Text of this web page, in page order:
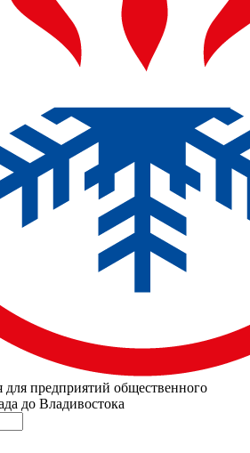
для предприятий общественного
до Владивостока